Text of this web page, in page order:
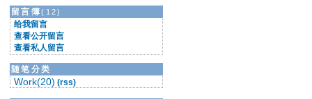
留言簿(12)
给我留言
查看公开留言
查看私人留言
随笔分类
Work(20) (rss)